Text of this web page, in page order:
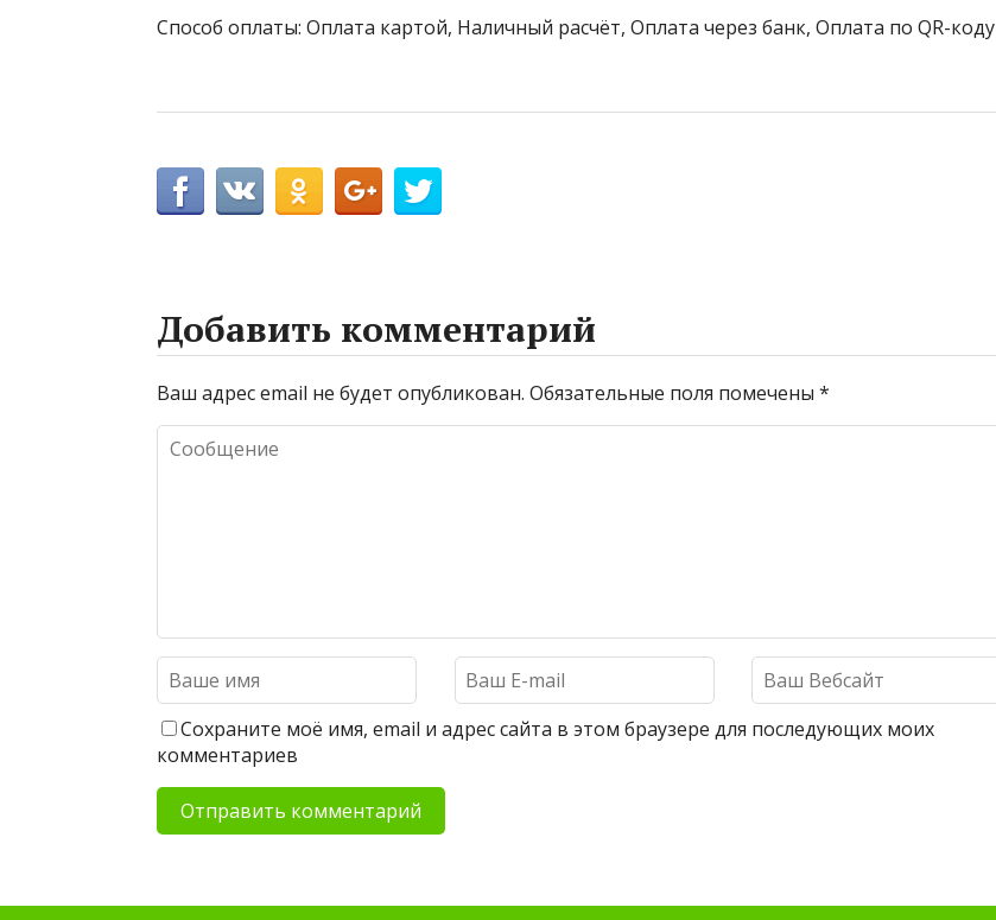
Способ оплаты: Оплата картой, Наличный расчёт, Оплата через банк, Оплата по QR-коду
Добавить комментарий
Ваш адрес email не будет опубликован. Обязательные поля помечены *
Сохраните моё имя, email и адрес сайта в этом браузере для последующих моих
комментариев